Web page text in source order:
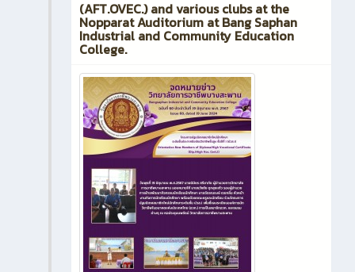
(AFT.OVEC.) and various clubs at the
Nopparat Auditorium at Bang Saphan
Industrial and Community Education
College.